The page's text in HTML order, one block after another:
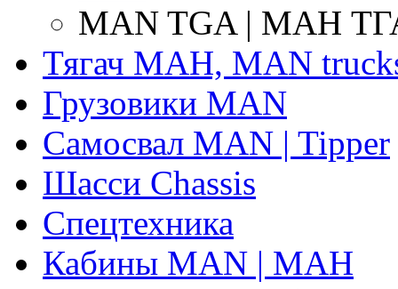
MAN TGA | МАН
Тягач МАН, MAN
Грузовики MAN
Самосвал MAN | Tipper
Шасси Chassis
Спецтехника
Кабины MAN | МАН